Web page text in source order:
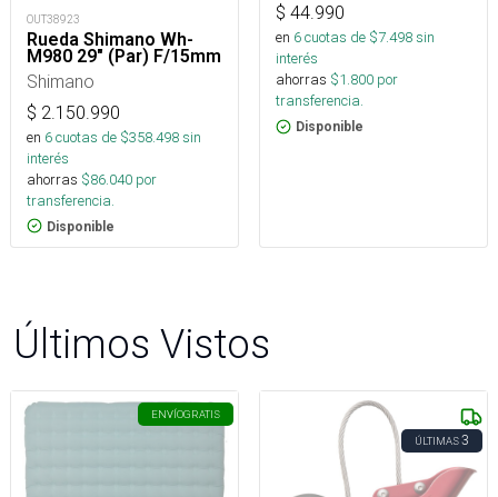
OUT38923
Rueda Shimano Wh-
M980 29" (Par) F/15mm
Shimano
$ 2.150.990
en 6cuotas de $358.498sin
interés
ahorras $86.040 por
transferencia.
Disponible
$ 44.990
en 6cuotas de $7.498sin
interés
ahorras $1.800 por
transferencia.
Disponible
Últimos Vistos
ENVÍOGRATIS
ÚLTIMAS3